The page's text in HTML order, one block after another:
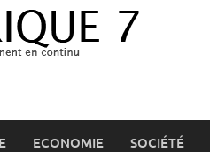
ECONOMIE SOCIÉTÉ